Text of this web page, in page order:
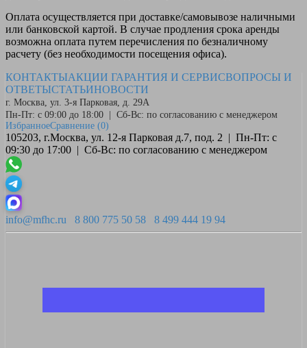
Оплата осуществляется при доставке/самовывозе наличными
или банковской картой. В случае продления срока аренды
возможна оплата путем перечисления по безналичному
расчету (без необходимости посещения офиса).
КОНТАКТЫАКЦИИ ГАРАНТИЯ И СЕРВИСВОПРОСЫ И
ОТВЕТЫСТАТЬИНОВОСТИ
г. Москва, ул. 3-я Парковая, д. 29А
Пн-Пт: с 09:00 до 18:00 | Сб-Вс: по согласованию с менеджером
ИзбранноеСравнение (0)
105203, г.Москва, ул. 12-я Парковая д.7, под. 2 | Пн-Пт: с
09:30 до 17:00 | Сб-Вс: по согласованию с менеджером
info@mfhc.ru 8 800 775 50 58 8 499 444 19 94